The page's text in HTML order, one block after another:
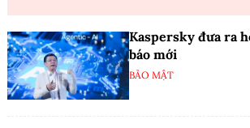
Kaspersky đưa ra
báo mới
BẢO MẬT